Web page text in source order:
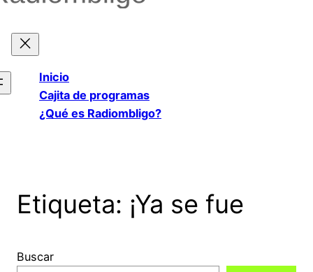
Inicio
Cajita de programas
¿Qué es Radiombligo?
Etiqueta: ¡Ya se fue
Buscar